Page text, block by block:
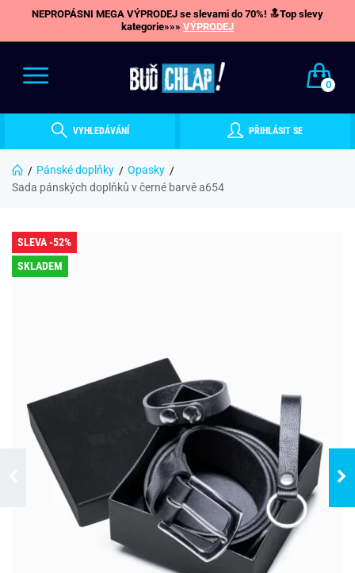
NEPROPÁSNI MEGA VÝPRODEJ se slevami do 70%! 🔝Top slevy
kategorie»»» VÝPRODEJ
0
VYHLEDÁVÁNÍ PŘIHLÁSIT SE
Pánské doplňky
Opasky
Sada pánských doplňků v černé barvě a654
SLEVA -52%
SKLADEM